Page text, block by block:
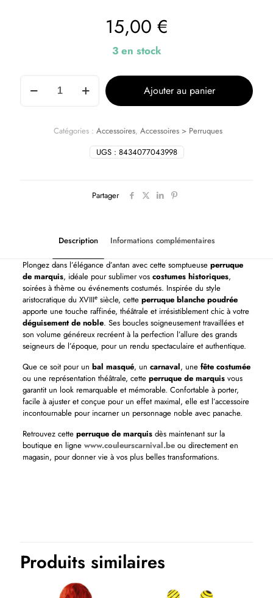
15,00 €
3 en stock
Ajouter au panier
UGS : 8434077043998
Catégories : Accessoires, Accessoires > Perruques
Partager
Description Informations complémentaires
Plongez dans l’élégance d’antan avec cette somptueuse perruque
de marquis, idéale pour sublimer vos costumes historiques,
soirées à thème ou événements costumés. Inspirée du style
aristocratique du XVIIIᵉ siècle, cette perruque blanche poudrée
apporte une touche raffinée, théâtrale et irrésistiblement chic à votre
déguisement de noble. Ses boucles soigneusement travaillées et
son volume généreux recréent à la perfection l’allure des grands
seigneurs de l’époque, pour un rendu spectaculaire et authentique.
Que ce soit pour un bal masqué, un carnaval, une fête costumée
ou une représentation théâtrale, cette perruque de marquisvous
garantit un look remarquable et mémorable. Confortable à porter,
facile à ajuster et conçue pour un effet maximal, elle est l’accessoire
incontournable pour incarner un personnage noble avec panache.
Retrouvez cette perruque de marquisdès maintenant sur la
boutique en ligne www.couleurscarnival.beou directement en
magasin, pour donner vie à vos plus belles transformations.
Produits similaires